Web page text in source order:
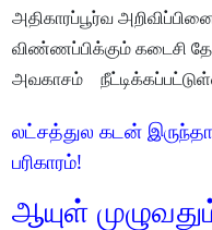
அதிகாரப்பூர்வ
விண்ணப்பிக்கும் கடைசி
அவகாசம்
லட்சத்துல கடன்
பரிகாரம்!
ஆயுள்